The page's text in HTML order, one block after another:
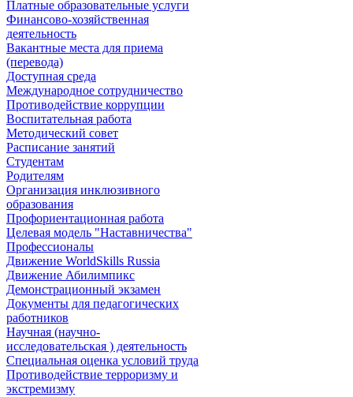
Платные образовательные услуги
Финансово-хозяйственная
деятельность
Вакантные места для приема
(перевода)
Доступная среда
Международное сотрудничество
Противодействие коррупции
Воспитательная работа
Методический совет
Расписание занятий
Студентам
Родителям
Организация инклюзивного
образования
Профориентационная работа
Целевая модель "Наставничества"
Профессионалы
Движение WorldSkills Russia
Движение Абилимпикс
Демонстрационный экзамен
Документы для педагогических
работников
Научная (научно-
исследовательская ) деятельность
Специальная оценка условий труда
Противодействие терроризму и
экстремизму